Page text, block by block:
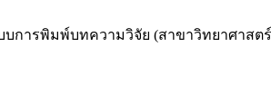
บการพิมพ์บทความวิจัย (สาขาวิทยาศาสต